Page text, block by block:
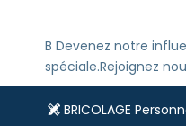
B Devenez notre
spéciale.Rejoignez
 BRICOLAGE